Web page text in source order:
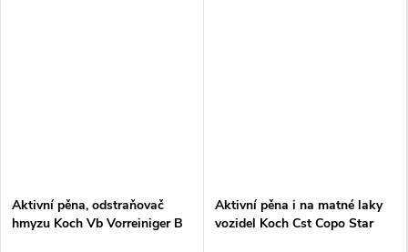
Aktivní pěna, odstraňovač
hmyzu Koch Vb Vorreiniger B
Aktivní pěna i na matné laky
vozidel Koch Cst Copo Star